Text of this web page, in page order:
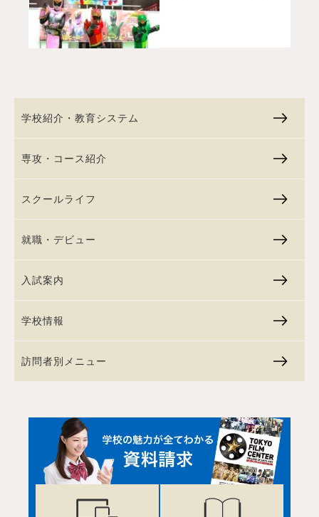
学校紹介・教育システム
専攻・コース紹介
スクールライフ
就職・デビュー
入試案内
学校情報
訪問者別メニュー